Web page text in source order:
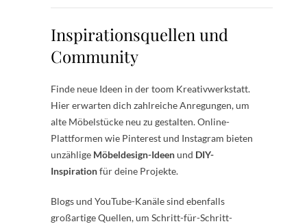
Inspirationsquellen und
Community
Finde neue Ideen in der toom Kreativwerkstatt.
Hier erwarten dich zahlreiche Anregungen, um
alte Möbelstücke neu zu gestalten. Online-
Plattformen wie Pinterest und Instagram bieten
unzählige Möbeldesign-Ideenund DIY-
Inspirationfür deine Projekte.
Blogs und YouTube-Kanäle sind ebenfalls
großartige Quellen, um Schritt-für-Schritt-